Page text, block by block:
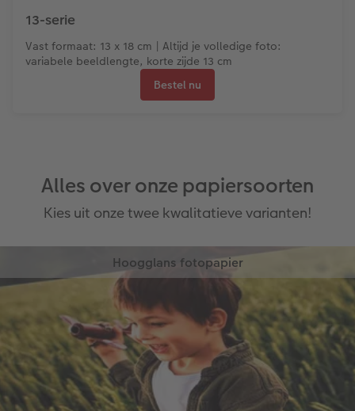
13-serie
Vast formaat: 13 x 18 cm | Altijd je volledige foto:
variabele beeldlengte, korte zijde 13 cm
Bestel nu
Alles over onze papiersoorten
Kies uit onze twee kwalitatieve varianten!